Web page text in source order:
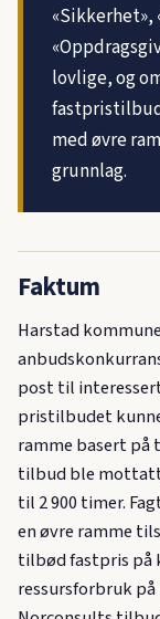
«Sikkerhet»,
lovlige, og
med øvre
grunnlag.
Faktum
Harstad
post til
pristilbudet
ramme basert
tilbud ble
til 2 900 timer.
en øvre ramme
tilbød fastpris på
ressursforbruk